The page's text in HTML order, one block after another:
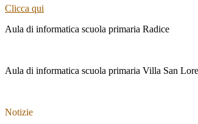
Clicca qui
Aula di informatica scuola primaria Radice
Aula di informatica scuola primaria Villa San
Notizie